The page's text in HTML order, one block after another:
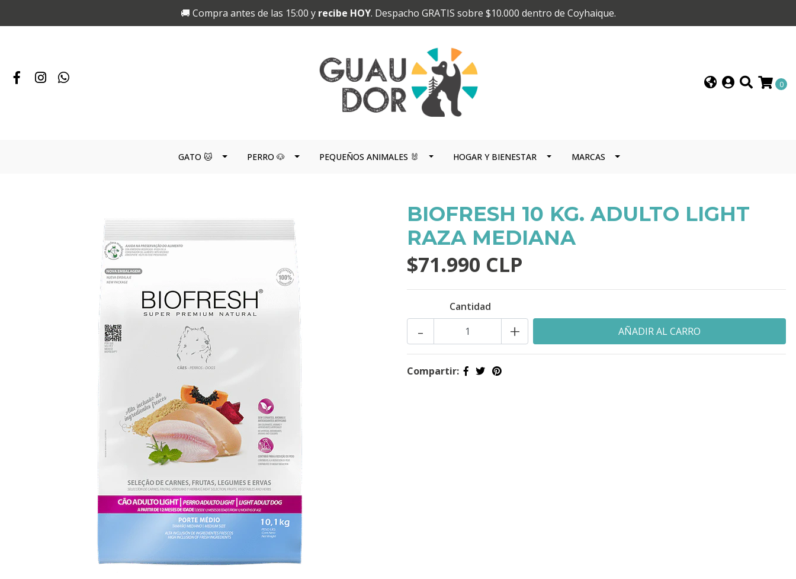
🚚 Compra antes de las 15:00 y recibe HOY. Despacho GRATIS sobre $10.000 dentro de Coyhaique.
0
GATO 🐱 PERRO 🐶 PEQUEÑOS ANIMALES 🐰 HOGAR Y BIENESTAR MARCAS
BIOFRESH 10 KG. ADULTO LIGHT
RAZA MEDIANA
$71.990 CLP
Cantidad
+
-
Compartir: